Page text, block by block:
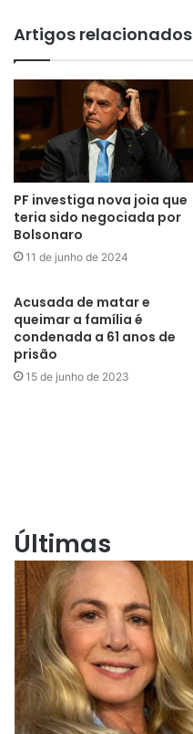
Artigos relacionados
PF investiga nova joia que
teria sido negociada por
Bolsonaro
11 de junho de 2024
Acusada de matar e
queimar a família é
condenada a 61 anos de
prisão
15 de junho de 2023
Últimas